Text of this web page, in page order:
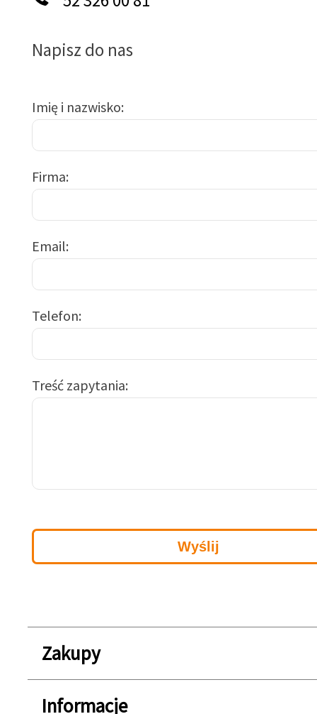
Napisz do nas
Imię i nazwisko
Firma
Email
Telefon
Treść zapytania
Zakupy
Informacje